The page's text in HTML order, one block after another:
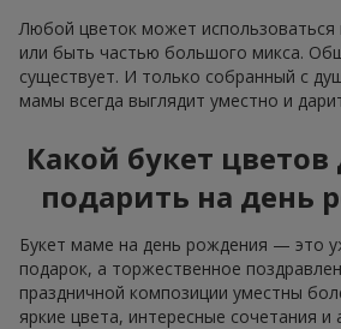
Любой цветок может
или быть частью большого микса.
существует. И только собранный с
мамы всегда выглядит уместно и
Какой букет
подарить на день
Букет маме на день рождения — это
подарок, а торжественное
праздничной композиции уместны
яркие цвета, интересные сочетания и